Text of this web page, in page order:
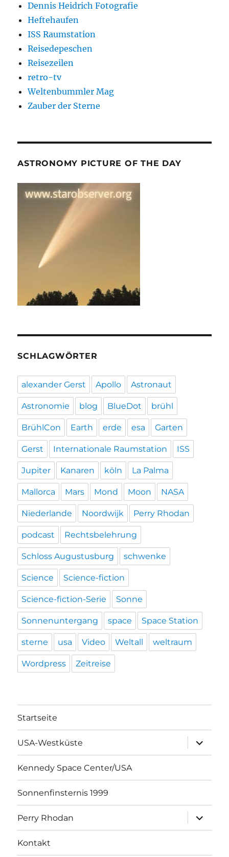
Dennis Heidrich Fotografie
Heftehaufen
ISS Raumstation
Reisedepeschen
Reisezeilen
retro-tv
Weltenbummler Mag
Zauber der Sterne
ASTRONOMY PICTURE OF THE DAY
SCHLAGWÖRTER
alexander Gerst Apollo Astronaut
Astronomie blog BlueDot brühl
BrühlCon Earth erde esa Garten
Gerst Internationale Raumstation ISS
Jupiter Kanaren köln La Palma
Mallorca Mars Mond Moon NASA
Niederlande Noordwijk Perry Rhodan
podcast Rechtsbelehrung
Schloss Augustusburg schwenke
Science Science-fiction
Science-fiction-Serie Sonne
Sonnenuntergang space Space Station
sterne usa Video Weltall weltraum
Wordpress Zeitreise
Startseite
USA-Westküste
öffnen
Kennedy Space Center/USA
Sonnenfinsternis 1999
Perry Rhodan
öffnen
Kontakt